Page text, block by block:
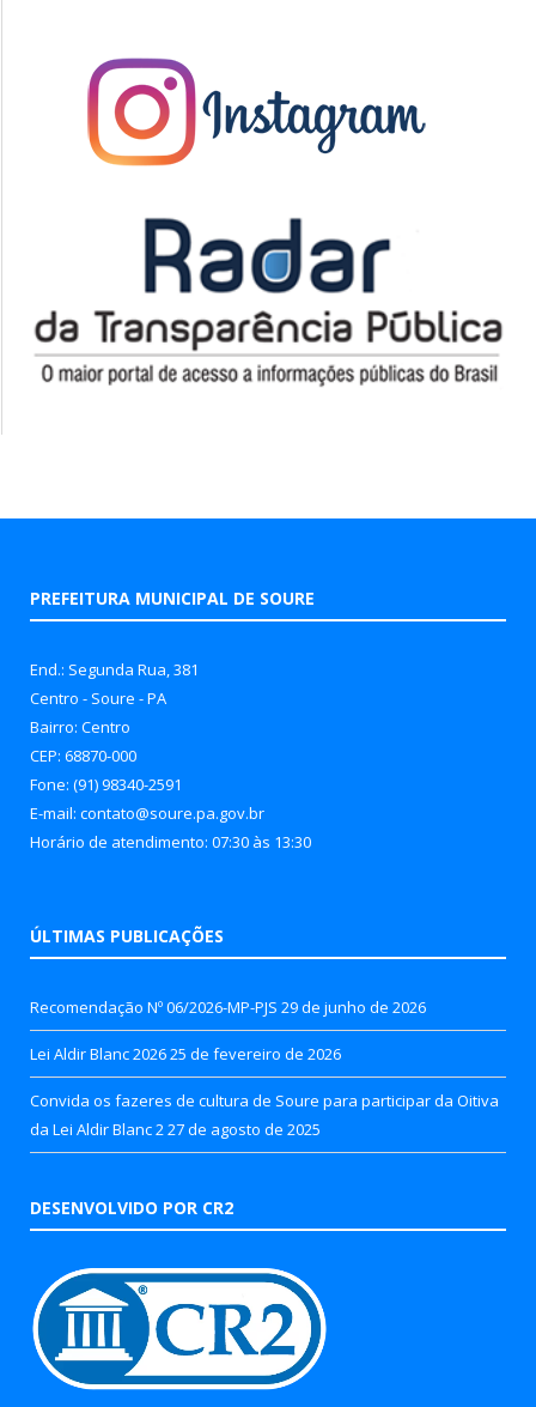
PREFEITURA MUNICIPAL DE SOURE
End.: Segunda Rua, 381
Centro - Soure - PA
Bairro: Centro
CEP: 68870-000
Fone: (91) 98340-2591
E-mail: contato@soure.pa.gov.br
Horário de atendimento: 07:30 às 13:30
ÚLTIMAS PUBLICAÇÕES
Recomendação Nº 06/2026-MP-PJS 29 de junho de 2026
Lei Aldir Blanc 202625 de fevereiro de 2026
Convida os fazeres de cultura de Soure para participar da Oitiva
da Lei Aldir Blanc 2 27 de agosto de 2025
DESENVOLVIDO POR CR2